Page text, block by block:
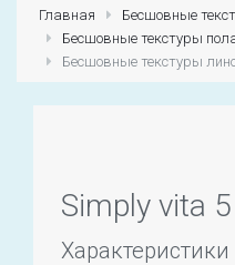
Первый раз?
Главная
Бесшовные
Бесшовные текстуры
Бесшовные текстуры
Simply vita 5
Характеристики